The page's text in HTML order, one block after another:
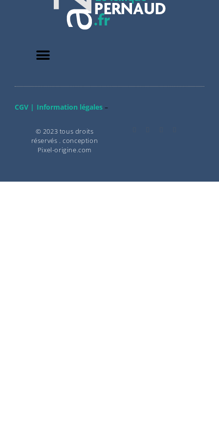
CGV | Information légales–
© 2023 tous droits
réservés . conception
Pixel-origine.com